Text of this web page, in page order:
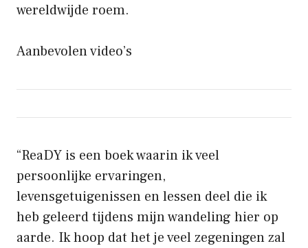
wereldwijde roem.
Aanbevolen video’s
“ReaDY is een boek waarin ik veel
persoonlijke ervaringen,
levensgetuigenissen en lessen deel die ik
heb geleerd tijdens mijn wandeling hier op
aarde. Ik hoop dat het je veel zegeningen zal